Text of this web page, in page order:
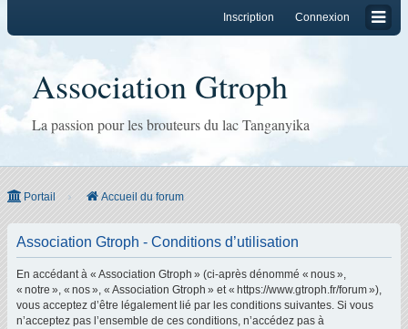
Connexion
Inscription
Association Gtroph
La passion pour les brouteurs du lac Tanganyika
Portail Accueil du forum
Association Gtroph - Conditions d’utilisation
En accédant à « Association Gtroph » (ci-après dénommé « nous »,
« notre », « nos », « Association Gtroph » et « https://www.gtroph.fr/forum »),
vous acceptez d’être légalement lié par les conditions suivantes. Si vous
n’acceptez pas l’ensemble de ces conditions, n’accédez pas à